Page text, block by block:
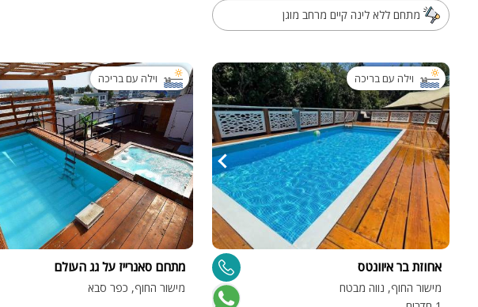
מתחם ללא לינה קיים מרחב מוגן
וילה עם בריכה
אחוזת בר איוונטס
מישור החוף, נווה מבטח
וילה עם בריכה
מתחם סאנרייז על גג העולם
מישור החוף, כפר סבא